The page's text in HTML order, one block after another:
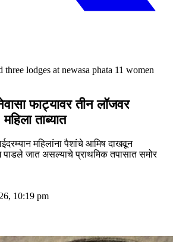
three lodges at newasa phata 11 women
फाट्यावर तीन लॉजवर
ताब्यात
महिलांना पैशांचे आमिष दाखवून
पाडले जात असल्याचे प्राथमिक तपासात समोर
10:19 pm